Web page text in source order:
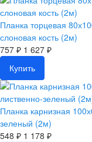
Планка торцевая
слоновая кость (2м)
757 ₽ 1 627 ₽
Купить
Планка карнизная
зеленый (2м)
548 ₽ 1 178 ₽